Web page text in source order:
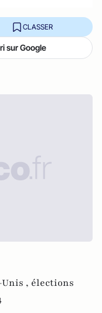
CLASSER
sur Google
, élections